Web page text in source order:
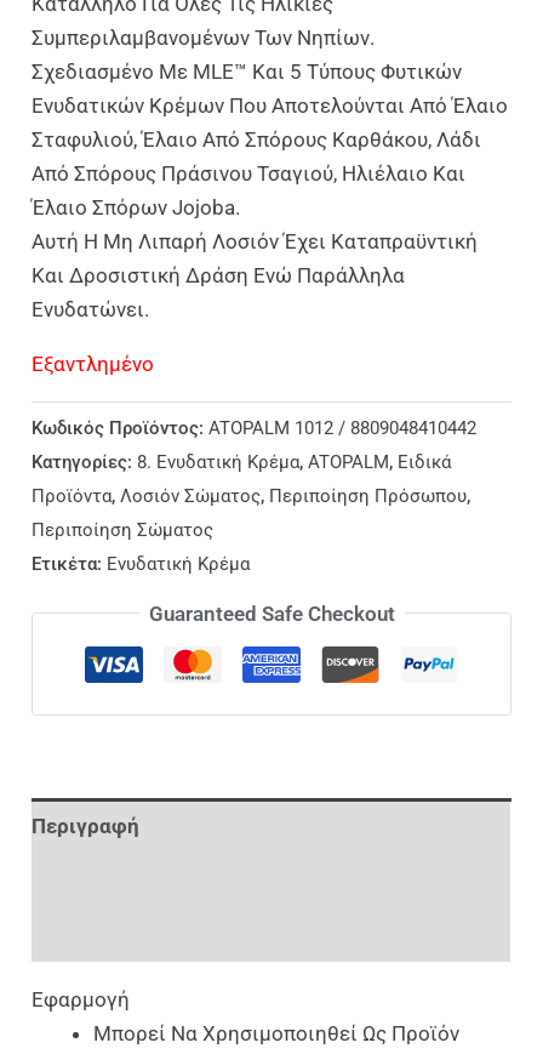
Συμπεριλαμβανομένων Των Νηπίων.
Σχεδιασμένο Με MLE™ Και 5 Τύπους Φυτικών
Ενυδατικών Κρέμων Που Αποτελούνται Από Έλαιο
Σταφυλιού, Έλαιο Από Σπόρους Καρθάκου, Λάδι
Από Σπόρους Πράσινου Τσαγιού, Ηλιέλαιο Και
Έλαιο Σπόρων Jojoba.
Αυτή Η Μη Λιπαρή Λοσιόν Έχει Καταπραϋντική
Και Δροσιστική Δράση Ενώ Παράλληλα
Ενυδατώνει.
Εξαντλημένο
Κωδικός Προϊόντος:ATOPALM 1012 / 8809048410442
Κατηγορίες: 8. Ενυδατική Κρέμα,ATOPALM, Ειδικά
Προϊόντα,Λοσιόν Σώματος, Περιποίηση Πρόσωπου,
Περιποίηση Σώματος
Ετικέτα: Ενυδατική Κρέμα
Guaranteed Safe Checkout
Περιγραφή
Εφαρμογή
Μπορεί Να Χρησιμοποιηθεί Ως Προϊόν